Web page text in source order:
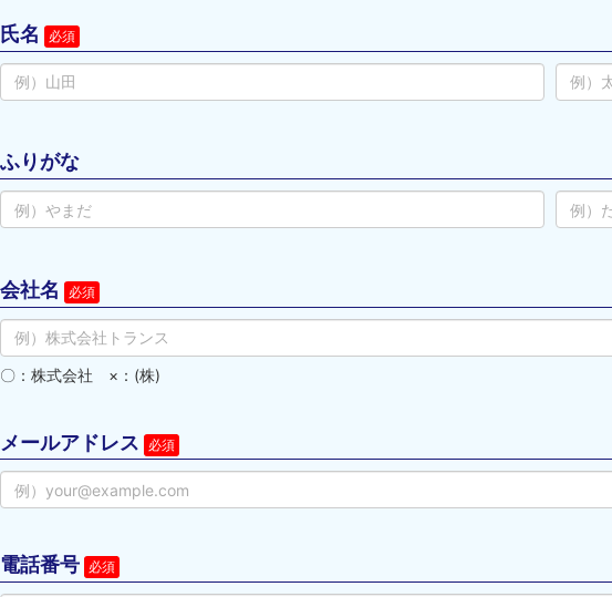
氏名
ふりがな
会社名
〇：株式会社　×：(株)
メールアドレス
電話番号